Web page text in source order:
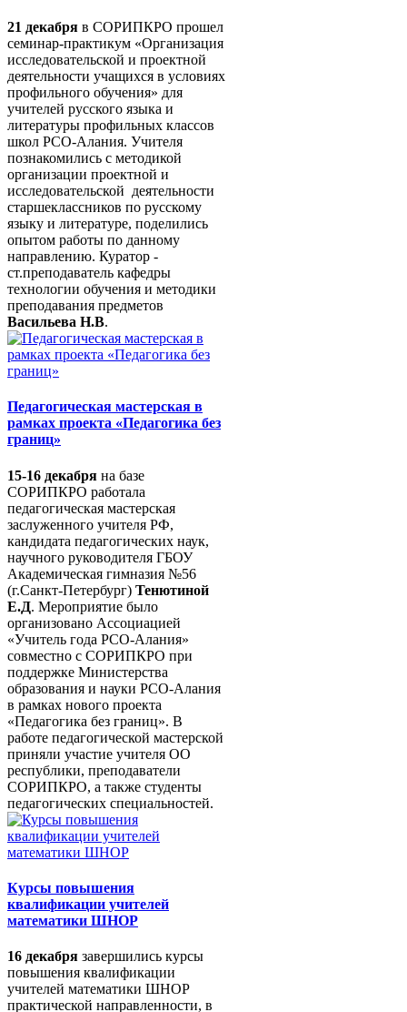
21 декабря в СОРИПКРО прошел
семинар-практикум «Организация
исследовательской и проектной
деятельности учащихся в условиях
профильного обучения» для
учителей русского языка и
литературы профильных классов
школ РСО-Алания. Учителя
познакомились с методикой
организации проектной и
исследовательской деятельности
старшеклассников по русскому
языку и литературе, поделились
опытом работы по данному
направлению. Куратор -
ст.преподаватель кафедры
технологии обучения и методики
преподавания предметов
Васильева Н.В.
Педагогическая мастерская в
рамках проекта «Педагогика без
границ»
15-16 декабря на базе
СОРИПКРО работала
педагогическая мастерская
заслуженного учителя РФ,
кандидата педагогических наук,
научного руководителя ГБОУ
Академическая гимназия №56
(г.Санкт-Петербург) Тенютиной
Е.Д. Мероприятие было
организовано Ассоциацией
«Учитель года РСО-Алания»
совместно с СОРИПКРО при
поддержке Министерства
образования и науки РСО-Алания
в рамках нового проекта
«Педагогика без границ». В
работе педагогической мастерской
приняли участие учителя ОО
республики, преподаватели
СОРИПКРО, а также студенты
педагогических специальностей.
Курсы повышения
квалификации учителей
математики ШНОР
16 декабря завершились курсы
повышения квалификации
учителей математики ШНОР
практической направленности, в